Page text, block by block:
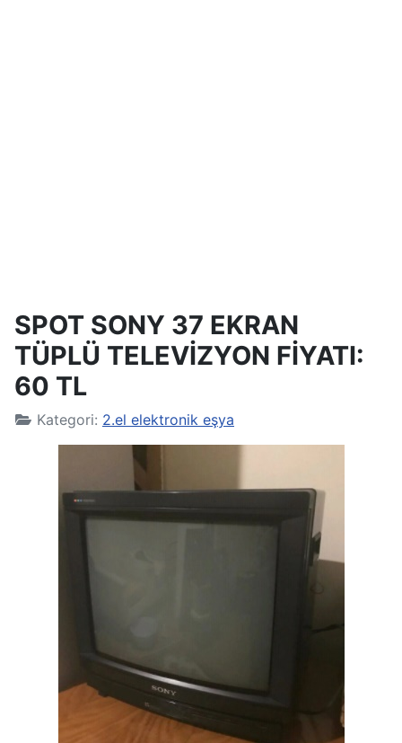
SPOT SONY 37 EKRAN
TÜPLÜ TELEVİZYON FİYATI:
60 TL
Kategori: 2.el elektronik eşya